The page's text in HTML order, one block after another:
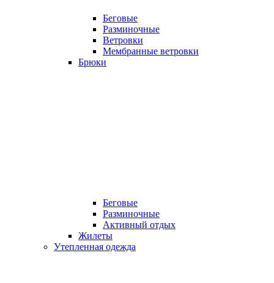
Беговые
Разминочные
Ветровки
Мембранные ветровки
Брюки
Беговые
Разминочные
Активный отдых
Жилеты
Утепленная одежда